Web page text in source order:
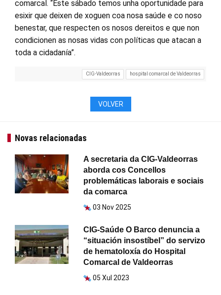
comarcal. “Este sábado temos unha oportunidade para
esixir que deixen de xoguen coa nosa saúde e co noso
benestar, que respecten os nosos dereitos e que non
condicionen as nosas vidas con políticas que atacan a
toda a cidadanía”.
CIG-Valdeorras hospital comarcal de Valdeorras
VOLVER
Novas relacionadas
A secretaria da CIG-Valdeorras
aborda cos Concellos
problemáticas laborais e sociais
da comarca
03 Nov 2025
CIG-Saúde O Barco denuncia a
“situación insostíbel” do servizo
de hematoloxía do Hospital
Comarcal de Valdeorras
05 Xul 2023